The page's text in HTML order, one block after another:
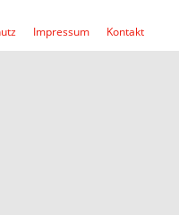
Impressum Kontakt